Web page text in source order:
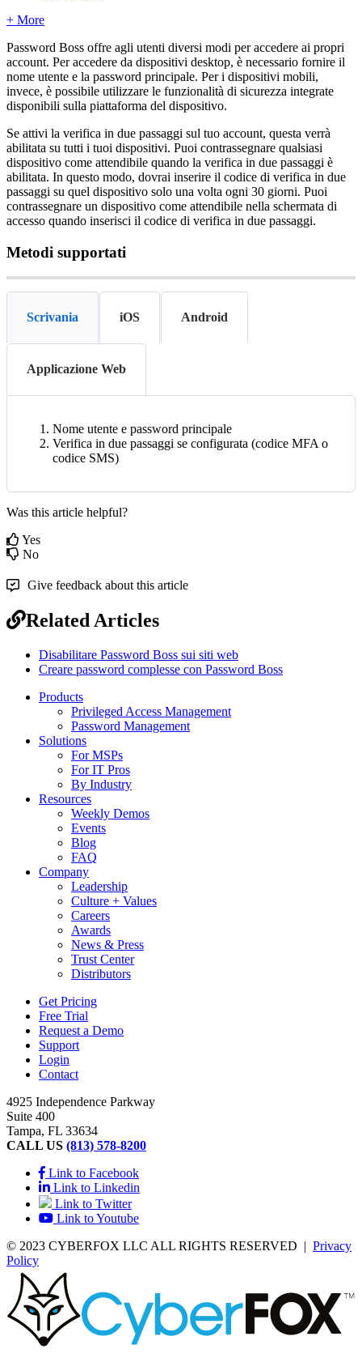
+ More
Password Boss offre agli utenti diversi modi per accedere ai propri
account. Per accedere da dispositivi desktop, è necessario fornire il
nome utente e la password principale. Per i dispositivi mobili,
invece, è possibile utilizzare le funzionalità di sicurezza integrate
disponibili sulla piattaforma del dispositivo.
Se attivi la verifica in due passaggi sul tuo account, questa verrà
abilitata su tutti i tuoi dispositivi. Puoi contrassegnare qualsiasi
dispositivo come attendibile quando la verifica in due passaggi è
abilitata. In questo modo, dovrai inserire il codice di verifica in due
passaggi su quel dispositivo solo una volta ogni 30 giorni. Puoi
contrassegnare un dispositivo come attendibile nella schermata di
accesso quando inserisci il codice di verifica in due passaggi.
Metodi supportati
Scrivania iOS Android
Applicazione Web
Nome utente e password principale
Verifica in due passaggi se configurata (codice MFA o
codice SMS)
Was this article helpful?
Yes
No
Give feedback about this article
Related Articles
Disabilitare Password Boss sui siti web
Creare password complesse con Password Boss
Products
Privileged Access Management
Password Management
Solutions
For MSPs
For IT Pros
By Industry
Resources
Weekly Demos
Events
Blog
FAQ
Company
Leadership
Culture + Values
Careers
Awards
News & Press
Trust Center
Distributors
Get Pricing
Free Trial
Request a Demo
Support
Login
Contact
4925 Independence Parkway
Suite 400
Tampa, FL 33634
CALL US (813) 578-8200
Link to Facebook
Link to Linkedin
Link to Twitter
Link to Youtube
© 2023 CYBERFOX LLC ALL RIGHTS RESERVED | Privacy
Policy